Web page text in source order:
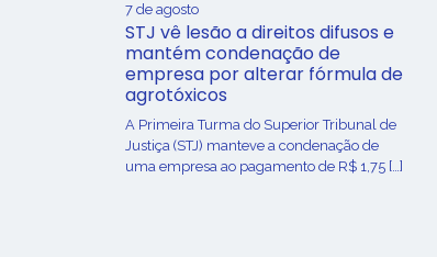
7 de agosto
STJ vê lesão a direitos difusos e
mantém condenação de
empresa por alterar fórmula de
agrotóxicos
​A Primeira Turma do Superior Tribunal de
Justiça (STJ) manteve a condenação de
uma empresa ao pagamento de R$ 1,75 […]